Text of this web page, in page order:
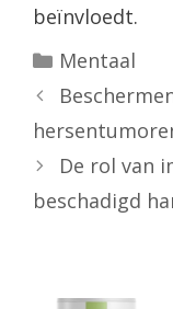
beïnvloedt.
Categorieën
Mentaal
De rol van
beschadigd